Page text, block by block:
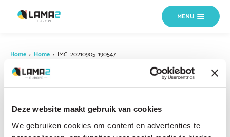
Deze website maakt gebruik van cookies
We gebruiken cookies om content en advertenties te
MENU
Home › Home › IMG_20210905_190547
12 SEPTEMBER 2021
IMG_20210905_190547